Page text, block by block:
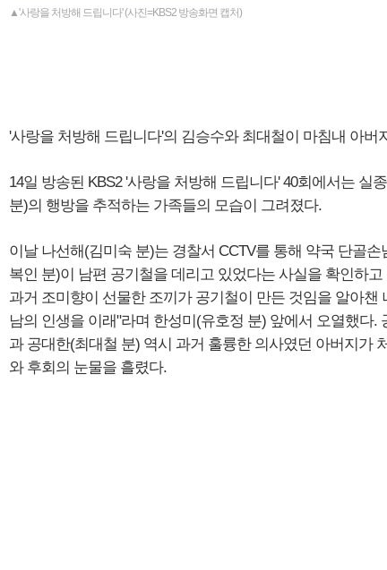
▲'사랑을 처방해 드립니다' (사진=KBS2 방송화면 캡처)
'사랑을 처방해 드립니다'의 김승수와 최대철이 마침내 아버
14일 방송된 KBS2 '사랑을 처방해 드립니다' 40회에서는 실
분)의 행방을 추적하는 가족들의 모습이 그려졌다.
이날 나선해(김미숙 분)는 경찰서 CCTV를 통해 약국 단골손
복인 분)이 남편 공기철을 데리고 있었다는 사실을 확인하
과거 조미향이 선물한 조끼가 공기철이 만든 것임을 알아챈
남의 인생을 이래"라며 한성미(유호정 분) 앞에서 오열했다.
과 공대한(최대철 분) 역시 과거 훌륭한 의사였던 아버지가
와 후회의 눈물을 흘렸다.